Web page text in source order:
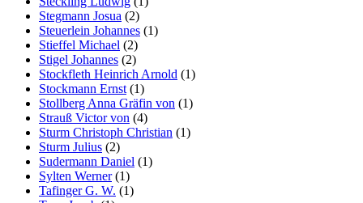
Stegmann Josua (2)
Steuerlein Johannes (1)
Stieffel Michael (2)
Stigel Johannes (2)
Stockfleth Heinrich Arnold (1)
Stockmann Ernst(1)
Stollberg Anna Gräfin von (1)
Strauß Victor von (4)
Sturm Christoph Christian (1)
Sturm Julius (2)
Sudermann Daniel (1)
Sylten Werner(1)
Tafinger G. W. (1)